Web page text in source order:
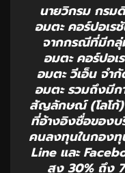
นายวิกรม กรม
อมตะ คอร์ปอเร
จากกรณีที่มีกลุ่
อมตะ คอร์ปอ
อมตะ วีเอ็น จำ
อมตะ รวมถึงมีก
สัญลักษณ์ (โลโก้)
ที่อ้างอิงชื่อของบ
คนลงทุนในกองทุ
Line และ
สูง 30% ถึง